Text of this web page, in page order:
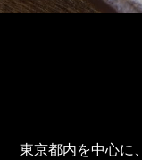
東京都内を中心に、